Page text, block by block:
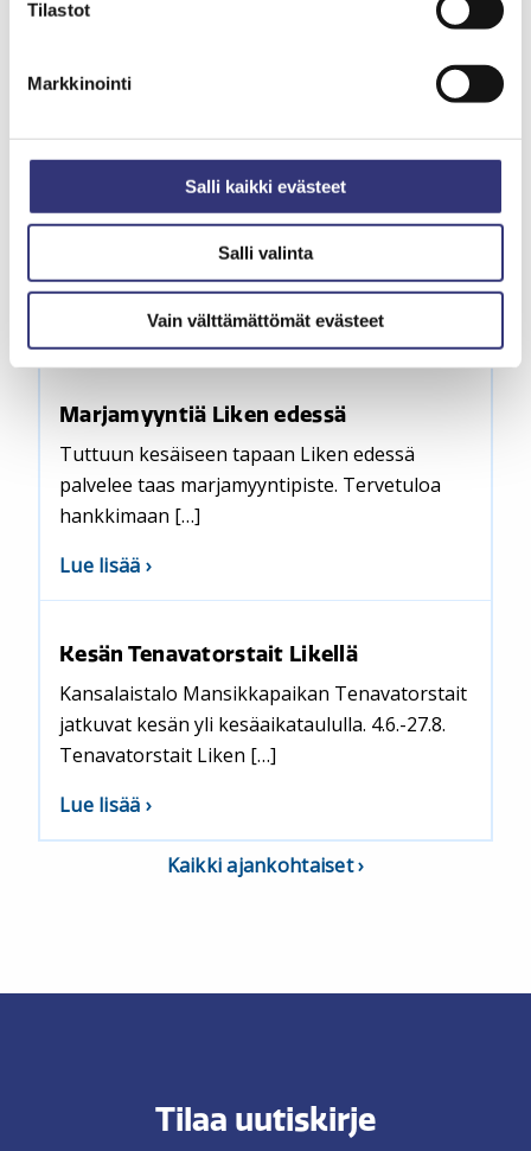
Tilastot
Markkinointi
Salli kaikki evästeet
Salli valinta
Vain välttämättömät evästeet
Kesäale on täällä!
Kesän alekausi on käynnissä Likellä! Tutustu
liikkeiden tarjouksiin täällä>>. Likestä […]
aiheesta
Kesäale
täällä!
Marjamyyntiä Liken edessä
Tuttuun kesäiseen tapaan Liken edessä
palvelee taas marjamyyntipiste. Tervetuloa
hankkimaan […]
Lue lisää aiheesta
Marjamyyntiä
edessä
Kesän Tenavatorstait Likellä
Kansalaistalo Mansikkapaikan Tenavatorstait
jatkuvat kesän yli kesäaikataululla. 4.6.-27.8.
Tenavatorstait Liken […]
Lue lisää aiheesta
Kesän
Tenavatorstait
Kaikki ajankohtaiset
Tilaa uutiskirje